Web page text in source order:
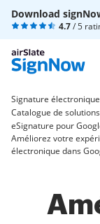
Download
4.7/ 5
Signature électronique
Catalogue de
eSignature pour
Améliorez votre
électronique dans